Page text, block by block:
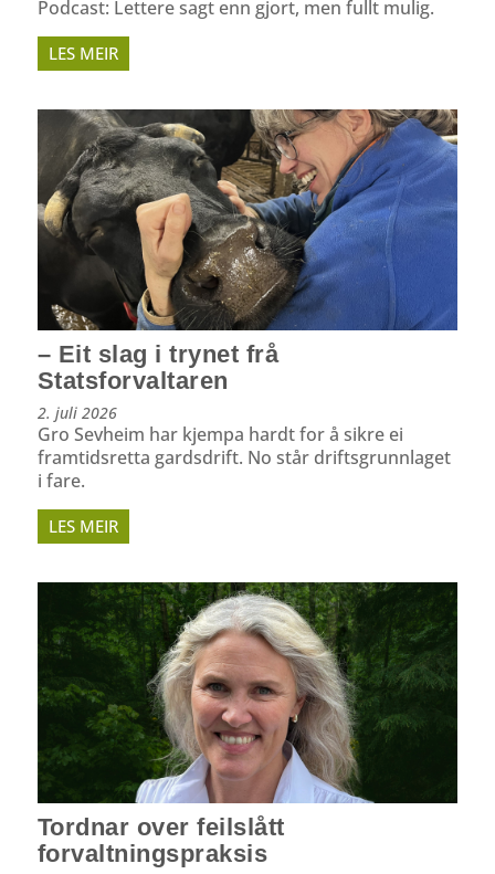
Podcast: Lettere sagt enn gjort, men fullt mulig.
LES MEIR
– Eit slag i trynet frå
Statsforvaltaren
2. juli 2026
Gro Sevheim har kjempa hardt for å sikre ei
framtidsretta gardsdrift. No står driftsgrunnlaget
i fare.
LES MEIR
Tordnar over feilslått
forvaltningspraksis